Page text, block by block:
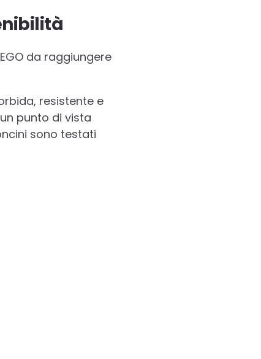
da raggiungere
resistente e
punto di vista
sono testati